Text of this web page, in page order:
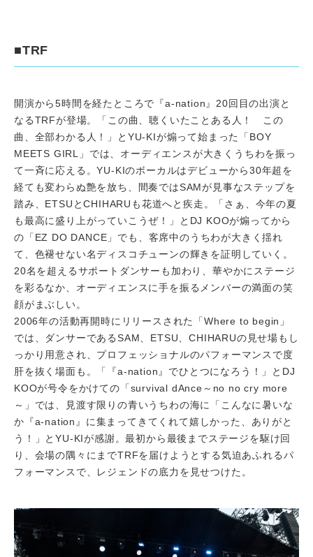
■TRF
開演から5時間を経たところで『a-nation』20回目の出演と
なるTRFが登場。「この曲、聴くいたことある人！ この
曲、全部わかる人！」とYU-KIが煽って始まった「BOY
MEETS GIRL」では、オーディエンスが大きくうちわを振っ
て一斉に応える。YU-KIのボーカルはデビューから30年超を
経ても変わらぬ艶を放ち、間奏ではSAMが見事なステップを
踏み、ETSUとCHIHARUも花道へと疾走。「さぁ、今年の夏
も最高に盛り上がっていこうぜ！」とDJ KOOが煽ってから
の「EZ DO DANCE」でも、客席中のうちわが大きく揺れ
て、色褪せない名ディスコチューンの輝きを証明していく。
20名を超えるサポートダンサーも加わり、華やかにステージ
を彩るなか、オーディエンスに手を振るメンバーの満面の笑
顔がまぶしい。
2006年の活動再開時にリリースされた「Where to begin」
では、ダンサーであるSAM、ETSU、CHIHARUの見せ場もし
っかり用意され、プロフェッショナルのパフォーマンスで度
肝を抜く場面も。「『a-nation』でひとつになろう！」とDJ
KOOが号令をかけての「survival dAnce～no no cry more
～」では、見渡す限りの青いうちわの海に「こんなに暑いな
か『a-nation』に集まってきてくれて嬉しかった、ありがと
う！」とYU-KIが感謝。最初から最後までステージを駆け回
り、会場の隅々にまでTRFを届けようとする気迫あふれるパ
フォーマンスで、レジェンドの底力を見せつけた。